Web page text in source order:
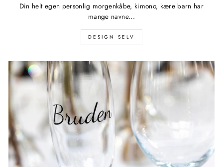
Din helt egen personlig morgenkåbe, kimono, kære barn har
mange navne...
DESIGN SELV